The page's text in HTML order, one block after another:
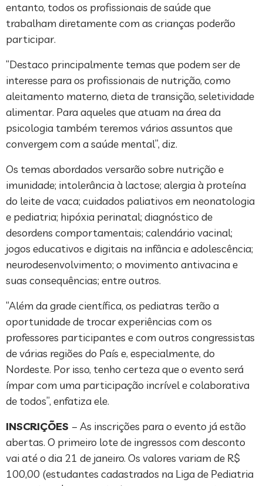
entanto, todos os profissionais de saúde que
trabalham diretamente com as crianças poderão
participar.
“Destaco principalmente temas que podem ser de
interesse para os profissionais de nutrição, como
aleitamento materno, dieta de transição, seletividade
alimentar. Para aqueles que atuam na área da
psicologia também teremos vários assuntos que
convergem com a saúde mental”, diz.
Os temas abordados versarão sobre nutrição e
imunidade; intolerância à lactose; alergia à proteína
do leite de vaca; cuidados paliativos em neonatologia
e pediatria; hipóxia perinatal; diagnóstico de
desordens comportamentais; calendário vacinal;
jogos educativos e digitais na infância e adolescência;
neurodesenvolvimento; o movimento antivacina e
suas consequências; entre outros.
“Além da grade científica, os pediatras terão a
oportunidade de trocar experiências com os
professores participantes e com outros congressistas
de várias regiões do País e, especialmente, do
Nordeste. Por isso, tenho certeza que o evento será
ímpar com uma participação incrível e colaborativa
de todos”, enfatiza ele.
INSCRIÇÕES – As inscrições para o evento já estão
abertas. O primeiro lote de ingressos com desconto
vai até o dia 21 de janeiro. Os valores variam de R$
100,00 (estudantes cadastrados na Liga de Pediatria